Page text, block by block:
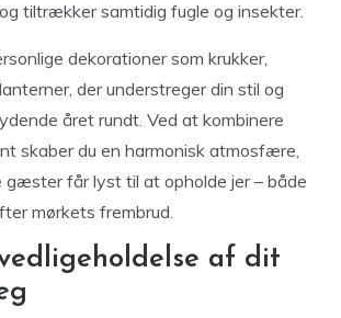
tiltrækker samtidig fugle og insekter.
dekorationer som krukker,
der understreger din stil og
året rundt. Ved at kombinere
skaber du en harmonisk atmosfære,
gæster får lyst til at opholde jer – både
mørkets frembrud.
af dit